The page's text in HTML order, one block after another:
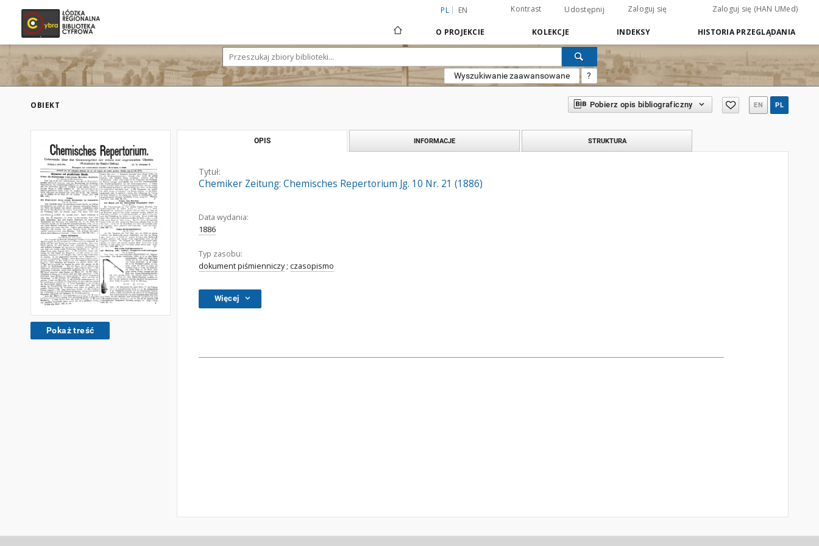
PL EN Kontrast Udostępnij Zaloguj się Zaloguj się (HAN UMed)
O PROJEKCIE KOLEKCJE INDEKSY HISTORIA PRZEGLĄDANIA
Wyszukiwanie zaawansowane ?
OBIEKT Pobierz opis bibliograficzny EN PL
Pokaż treść
OPIS INFORMACJE STRUKTURA
Tytuł:
Chemiker Zeitung: Chemisches Repertorium Jg. 10 Nr. 21 (1886)
Data wydania:
1886
Typ zasobu:
dokument piśmienniczy; czasopismo
Więcej